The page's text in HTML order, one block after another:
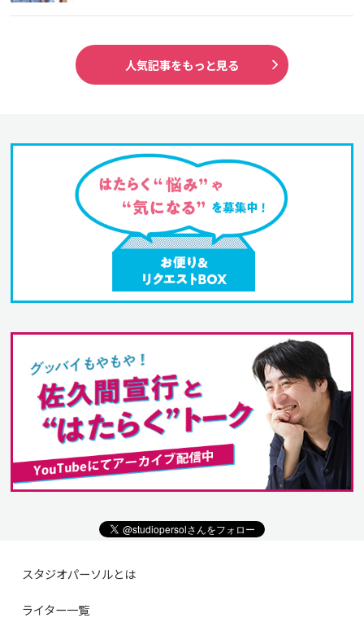
人気記事をもっと見る
スタジオパーソルとは
ライター一覧